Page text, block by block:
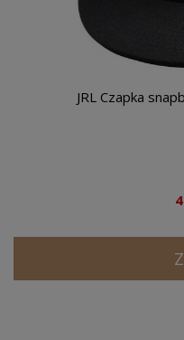
JRL Czapka